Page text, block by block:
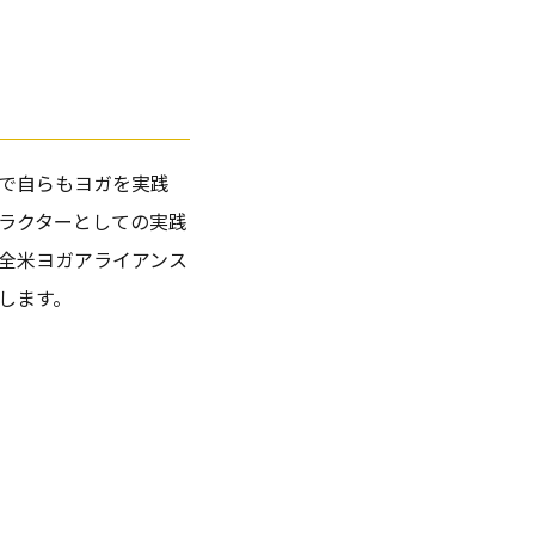
自らもヨガを実践
クターとしての実践
米ヨガアライアンス
ます。